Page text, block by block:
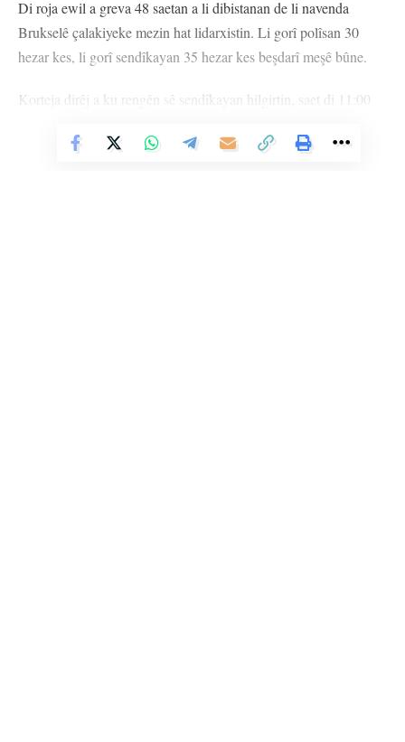
Di roja ewil a greva 48 saetan a li dibistanan de li navenda
Brukselê çalakiyeke mezin hat lidarxistin. Li gorî polîsan 30
hezar kes, li gorî sendîkayan 35 hezar kes beşdarî meşê bûne.
Korteja dirêj a ku rengên sê sendîkayan hilgirtin, saet di 11:00
Vê Nûçeyê Bixwîne